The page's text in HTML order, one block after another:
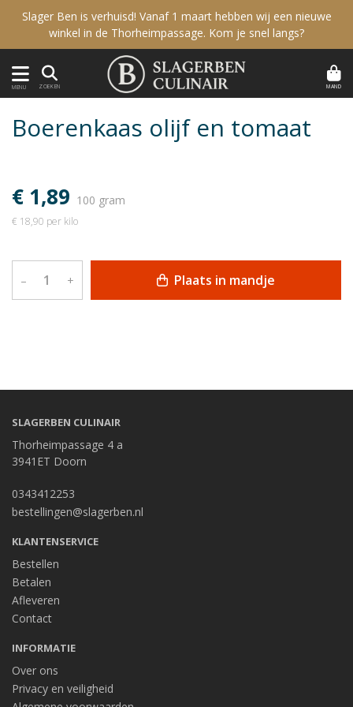
Slager Ben is verhuisd! Vanaf 1 maart hebben wij een nieuwe
winkel in de Thorheimpassage. Kom je snel langs?
MENU ZOEKEN MAND
Boerenkaas olijf en tomaat
€ 1,89 100 gram
€ 18,90 per kilo
– + Plaats in mandje
SLAGERBEN CULINAIR
Thorheimpassage 4 a
3941ET Doorn
0343412253
bestellingen@slagerben.nl
KLANTENSERVICE
Bestellen
Betalen
Afleveren
Contact
INFORMATIE
Over ons
Privacy en veiligheid